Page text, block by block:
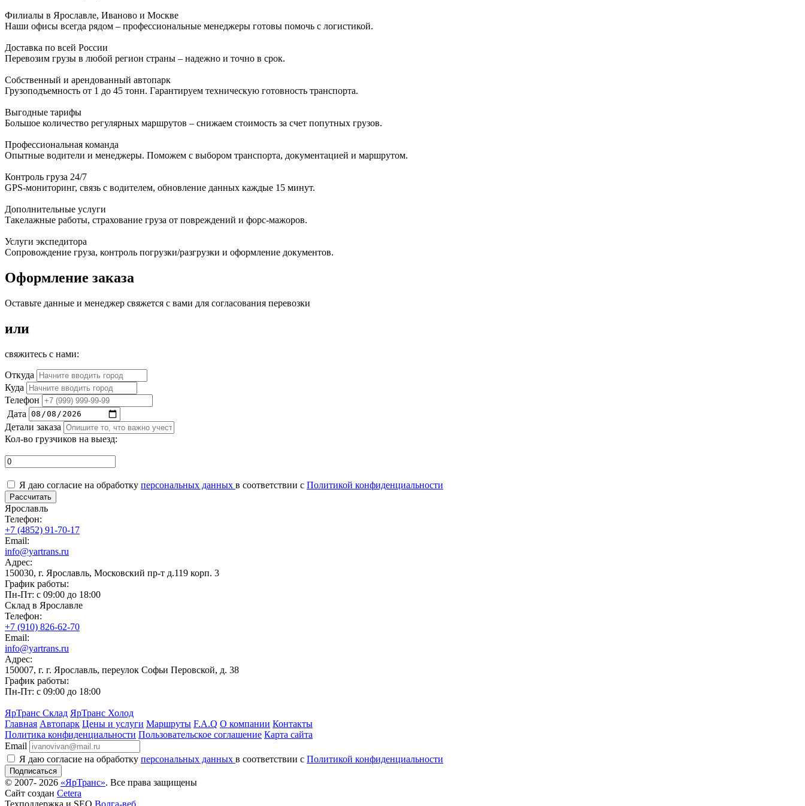
Филиалы в Ярославле, Иваново и Москве
Наши офисы всегда рядом – профессиональные менеджеры готовы помочь с логистикой.
Доставка по всей России
Перевозим грузы в любой регион страны – надежно и точно в срок.
Собственный и арендованный автопарк
Грузоподъемность от 1 до 45 тонн. Гарантируем техническую готовность транспорта.
Выгодные тарифы
Большое количество регулярных маршрутов – снижаем стоимость за счет попутных грузов.
Профессиональная команда
Опытные водители и менеджеры. Поможем с выбором транспорта, документацией и маршрутом.
Контроль груза 24/7
GPS-мониторинг, связь с водителем, обновление данных каждые 15 минут.
Дополнительные услуги
Такелажные работы, страхование груза от повреждений и форс-мажоров.
Услуги экспедитора
Сопровождение груза, контроль погрузки/разгрузки и оформление документов.
Оформление заказа
Оставьте данные и менеджер свяжется с вами для согласования перевозки
или
свяжитесь с нами:
Откуда
Куда
Телефон
Дата
Детали заказа
Кол-во грузчиков на выезд:
Я даю согласие на обработку персональных данных в соответствии с Политикой конфиденциальности
Рассчитать
Ярославль
Телефон:
+7 (4852) 91-70-17
Email:
info@yartrans.ru
Адрес:
150030, г. Ярославль, Московский пр-т д.119 корп. 3
График работы:
Пн-Пт: с 09:00 до 18:00
Склад в Ярославле
Телефон:
+7 (910) 826-62-70
Email:
info@yartrans.ru
Адрес:
150007, г. г. Ярославль, переулок Софьи Перовской, д. 38
График работы:
Пн-Пт: с 09:00 до 18:00
ЯрТранс Склад ЯрТранс Холод
Главная Автопарк Цены и услуги Маршруты F.A.Q О компании Контакты
Политика конфиденциальности Пользовательское соглашение Карта сайта
Email
Я даю согласие на обработку персональных данных в соответствии с Политикой конфиденциальности
Подписаться
© 2007- 2026 «ЯрТранс». Все права защищены
Сайт создан Cetera
Техподдержка и SEO Волга-веб